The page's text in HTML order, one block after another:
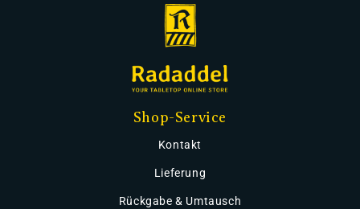
Shop-Service
Kontakt
Lieferung
Rückgabe & Umtausch